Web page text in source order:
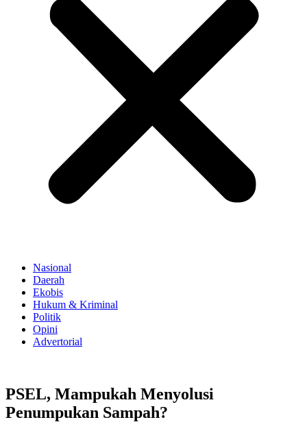
Nasional
Daerah
Ekobis
Hukum & Kriminal
Politik
Opini
Advertorial
PSEL, Mampukah Menyolusi
Penumpukan Sampah?